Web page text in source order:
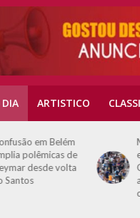
DIA ARTISTICO
em Belém
de
desde volta
em
Ceuta
após
crise